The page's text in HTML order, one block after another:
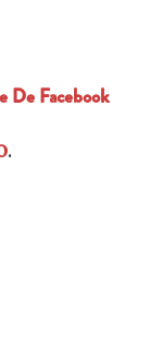
De Facebook
.